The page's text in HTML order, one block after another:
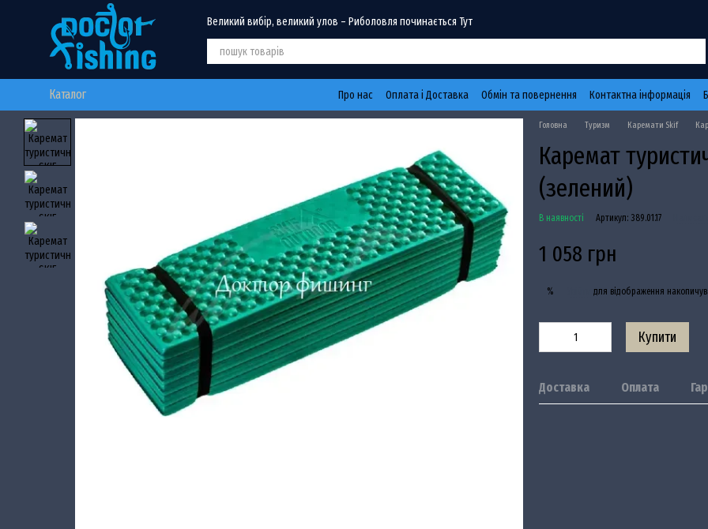
Перейти до основного контенту
Великий вибір, великий улов – Риболовля починається Тут
Каталог Про нас Оплата і Доставка Обмін та повернення Контактна інформація
Головна Туризм Каремати Skif
Каремат
(зелений)
В наявності Артикул: 389.01.17
1 058 грн
% для відображення
Купити
Доставка Оплата